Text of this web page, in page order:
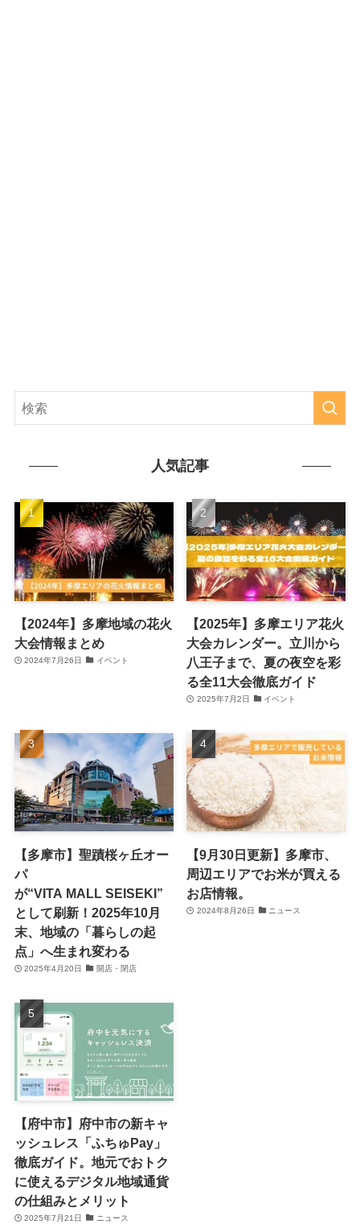
人気記事
【2024年】多摩地域の花火
大会情報まとめ
2024年7月26日 イベント
【2025年】多摩エリア花火
大会カレンダー。立川から
八王子まで、夏の夜空を彩
る全11大会徹底ガイド
2025年7月2日 イベント
【多摩市】聖蹟桜ヶ丘オー
パ
が“VITA MALL SEISEKI”
として刷新！2025年10月
末、地域の「暮らしの起
点」へ生まれ変わる
2025年4月20日 開店・閉店
【9月30日更新】多摩市、
周辺エリアでお米が買える
お店情報。
2024年8月26日 ニュース
【府中市】府中市の新キャ
ッシュレス「ふちゅPay」
徹底ガイド。地元でおトク
に使えるデジタル地域通貨
の仕組みとメリット
2025年7月21日 ニュース